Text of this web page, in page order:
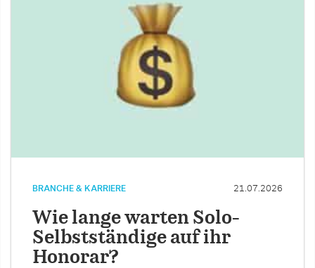
BRANCHE & KARRIERE 21.07.2026
Wie lange warten Solo-
Selbstständige auf ihr
Honorar?